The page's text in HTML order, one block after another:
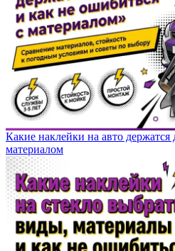
Какие наклейки на авто
материалом